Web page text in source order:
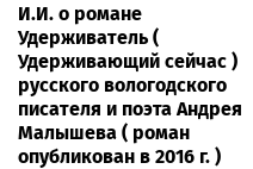
И.И. о романе
Удерживатель (
Удерживающий сейчас )
русского вологодского
писателя и поэта Андрея
Малышева ( роман
опубликован в 2016 г. )